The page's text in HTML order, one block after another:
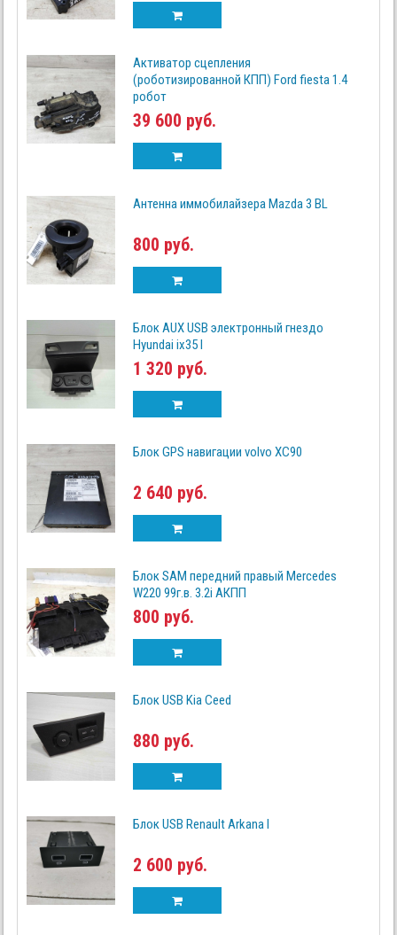
Активатор сцепления
(роботизированной КПП) Ford fiesta 1.4
робот
39 600 руб.
Антенна иммобилайзера Mazda 3 BL
800 руб.
Блок AUX USB электронный гнездо
Hyundai ix35 I
1 320 руб.
Блок GPS навигации volvo XC90
2 640 руб.
Блок SAM передний правый Mercedes
W220 99г.в. 3.2i АКПП
800 руб.
Блок USB Kia Ceed
880 руб.
Блок USB Renault Arkana I
2 600 руб.